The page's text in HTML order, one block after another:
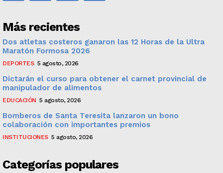
Más recientes
Dos atletas costeros ganaron las 12 Horas de la Ultra
Maratón Formosa 2026
DEPORTES 5 agosto, 2026
Dictarán el curso para obtener el carnet provincial de
manipulador de alimentos
EDUCACIÓN 5 agosto, 2026
Bomberos de Santa Teresita lanzaron un bono
colaboración con importantes premios
INSTITUCIONES 5 agosto, 2026
Categorías populares